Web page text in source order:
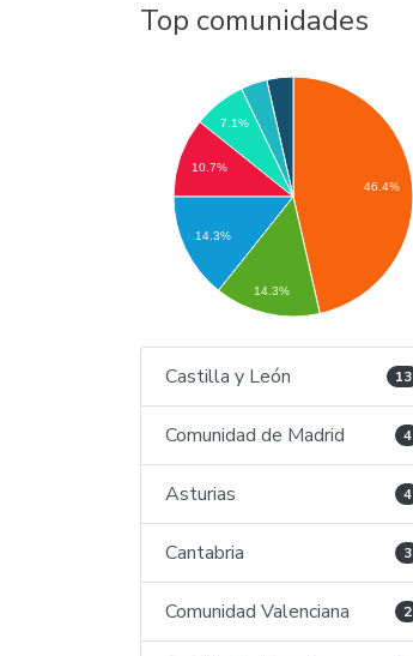
Top comunidades
46.4%
7.1%
10.7%
14.3%
14.3%
Castilla y León 13
Comunidad de Madrid 4
Asturias 4
Cantabria 3
Comunidad Valenciana 2